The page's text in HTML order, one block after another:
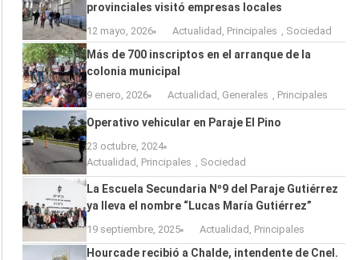
provinciales visitó empresas locales
12 mayo, 2026 Actualidad , Principales , Sociedad
Más de 700 inscriptos en el arranque de la
colonia municipal
9 enero, 2026 Actualidad , Generales , Principales
Operativo vehicular en Paraje El Pino
23 octubre, 2024
Actualidad , Principales , Sociedad
La Escuela Secundaria Nº9 del Paraje Gutiérrez
ya lleva el nombre “Lucas María Gutiérrez”
19 septiembre, 2025 Actualidad , Principales
Hourcade recibió a Chalde, intendente de Cnel.